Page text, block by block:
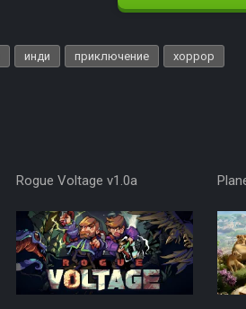
инди приключение хоррор
Rogue Voltage v1.0a